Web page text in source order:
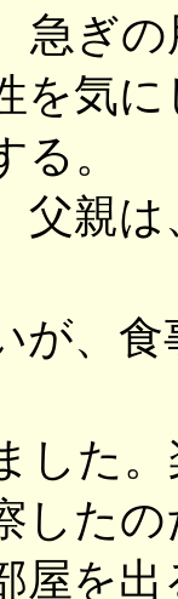
急ぎ
を気
る。
父親
が、
した
した
屋を出